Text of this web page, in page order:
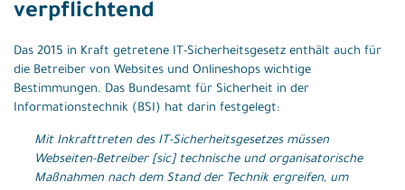
verpflichtend
Das 2015 in Kraft getretene IT-Sicherheitsgesetz enthält auch für
die Betreiber von Websites und Onlineshops wichtige
Bestimmungen. Das Bundesamt für Sicherheit in der
Informationstechnik (BSI) hat darin festgelegt:
Mit Inkrafttreten des IT-Sicherheitsgesetzes müssen
Webseiten-Betreiber [sic] technische und organisatorische
Maßnahmen nach dem Stand der Technik ergreifen, um